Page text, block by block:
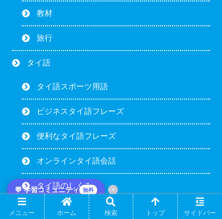
💬 学習コミュニティ 無料 ×
教材
旅行
タイ語
タイ語スポーツ用語
ビジネスタイ語フレーズ
便利なタイ語フレーズ
オンラインタイ語会話
タイ語のしくみ
タイ語スラング
メニュー ホーム 検索 トップ サイドバー